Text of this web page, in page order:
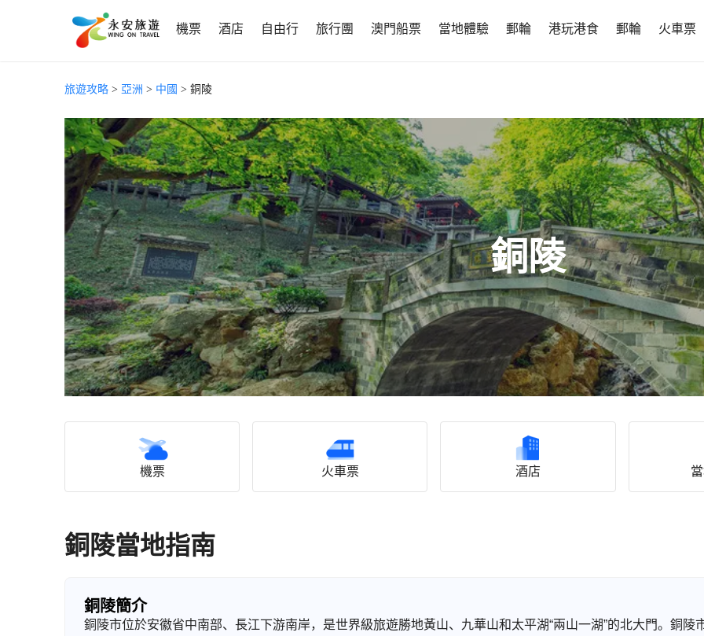
機票 酒店 自由行 旅行團 澳門船票 當地體驗 郵輪 港玩港食 郵輪 火車票
旅遊攻略 > 亞洲 > 中國 > 銅陵
銅陵
機票 火車票 酒店
銅陵當地指南
銅陵簡介
銅陵市位於安徽省中南部、長江下游南岸，是世界級旅遊勝地黃山、九華山和太平湖“兩山一湖”的北大門。銅陵